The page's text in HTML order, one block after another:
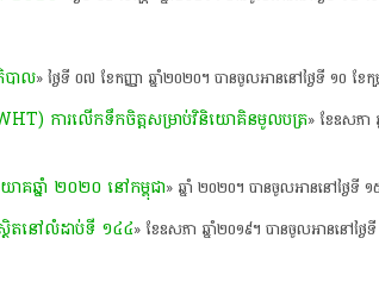
បាល» ថ្ងៃទី ០៧ ខែកញ្ញា ឆ្នាំ២០២០។ បានចូលអាននៅថ្ងៃទី ១០ ខែកុ
(WHT) ការលើកទឹកចិត្តសម្រាប់វិនិយោគិនមូលបត្រ» ខែឧសភា
គឆ្នាំ ២០២០ នៅកម្ពុជា» ឆ្នាំ ២០២០។ បានចូលអាននៅថ្ងៃទី ១
ស្ថិតនៅលំដាប់ទី ១៤៤» ខែឧសភា ឆ្នាំ២០១៩។ បានចូលអាននៅថ្ងៃទី